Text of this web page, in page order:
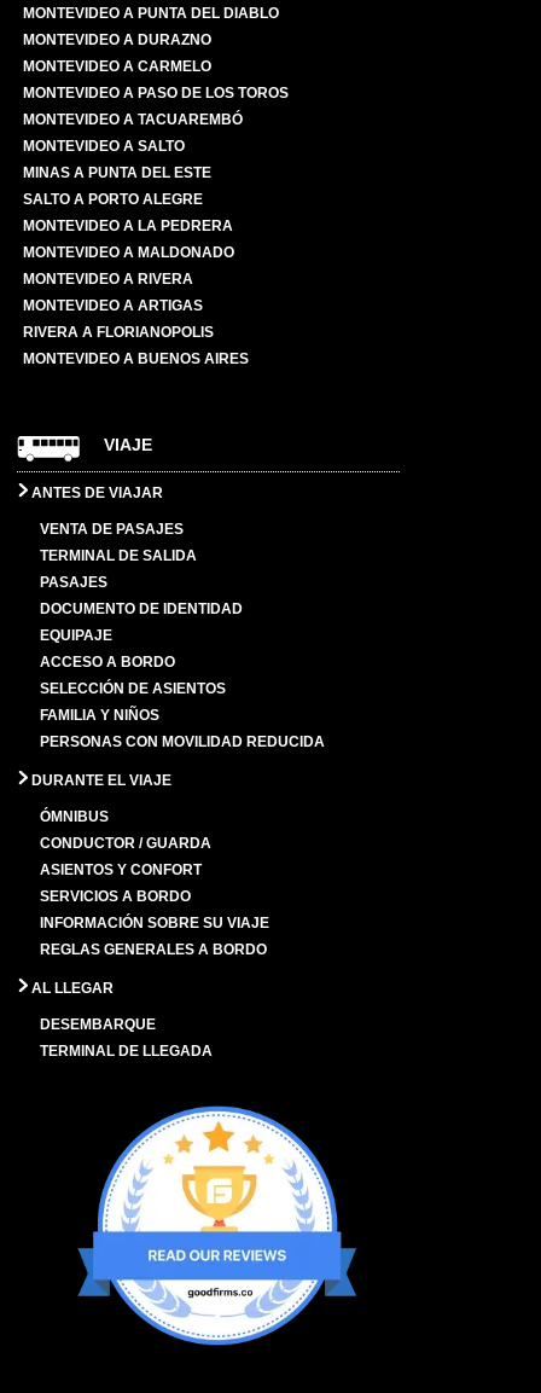
MONTEVIDEO A PUNTA DEL DIABLO
MONTEVIDEO A DURAZNO
MONTEVIDEO A CARMELO
MONTEVIDEO A PASO DE LOS TOROS
MONTEVIDEO A TACUAREMBÓ
MONTEVIDEO A SALTO
MINAS A PUNTA DEL ESTE
SALTO A PORTO ALEGRE
MONTEVIDEO A LA PEDRERA
MONTEVIDEO A MALDONADO
MONTEVIDEO A RIVERA
MONTEVIDEO A ARTIGAS
RIVERA A FLORIANOPOLIS
MONTEVIDEO A BUENOS AIRES
VIAJE
ANTES DE VIAJAR
VENTA DE PASAJES
TERMINAL DE SALIDA
PASAJES
DOCUMENTO DE IDENTIDAD
EQUIPAJE
ACCESO A BORDO
SELECCIÓN DE ASIENTOS
FAMILIA Y NIÑOS
PERSONAS CON MOVILIDAD REDUCIDA
DURANTE EL VIAJE
ÓMNIBUS
CONDUCTOR / GUARDA
ASIENTOS Y CONFORT
SERVICIOS A BORDO
INFORMACIÓN SOBRE SU VIAJE
REGLAS GENERALES A BORDO
AL LLEGAR
DESEMBARQUE
TERMINAL DE LLEGADA